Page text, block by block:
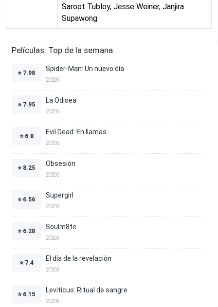
Saroot Tubloy, Jesse Weiner, Janjira
Supawong
Películas: Top de la semana
⭐ 7.98
Spider-Man: Un nuevo día
2026
⭐ 7.95
La Odisea
2026
⭐ 6.8
Evil Dead: En llamas
2026
⭐ 8.25
Obsesión
2026
⭐ 6.56
Supergirl
2026
⭐ 6.28
Soulm8te
2026
⭐ 7.4
El día de la revelación
2026
⭐ 6.15
Leviticus: Ritual de sangre
2026